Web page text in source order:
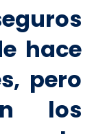
hace
pero
los